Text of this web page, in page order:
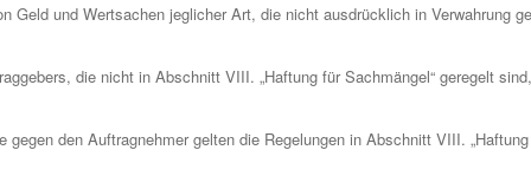
Geld und Wertsachen jeglicher Art, die nicht ausdrücklich in Verwahrung
die nicht in Abschnitt VIII. „Haftung für Sachmängel“ geregelt
gegen den Auftragnehmer gelten die Regelungen in Abschnitt VIII.